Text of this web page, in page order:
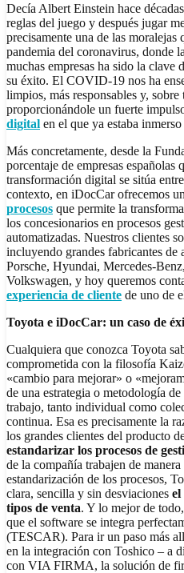
Decía Albert Einstein hace
reglas del juego y después jugar
precisamente una de las moralejas
pandemia del coronavirus, donde
muchas empresas ha sido la clave
su éxito. El COVID-19 nos ha
limpios, más responsables y,
proporcionándole un fuerte
digital en el que ya estaba
Más concretamente, desde la
porcentaje de empresas
transformación digital se sitúa
contexto, en iDocCar ofrecemos
procesos que permite la
los concesionarios en procesos
automatizadas. Nuestros clientes
incluyendo grandes fabricantes
Porsche, Hyundai, Mercedes-
Volkswagen, y hoy queremos
experiencia de cliente de uno de
Toyota e iDocCar: un caso de
Cualquiera que conozca Toyota
comprometida con la filosofía
«cambio para mejorar» o
de una estrategia o metodología
trabajo, tanto individual como
continua. Esa es precisamente la
los grandes clientes del producto
estandarizar los procesos de
de la compañía trabajen de
estandarización de los procesos,
clara, sencilla y sin desviaciones el
tipos de venta. Y lo mejor de
que el software se integra
(TESCAR). Para ir un paso más
en la integración con Toshico – a
con VIA FIRMA, la solución de